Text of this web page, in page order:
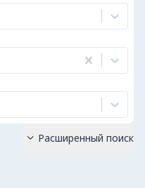
 Расширенный поиск